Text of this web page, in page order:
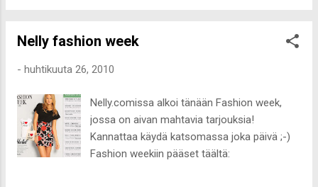
ole ollut kotonakaan pitämässä sille seuraa.
Ehkä sen oli...
piudennykset. Mutta kuka tietää, nyt kävi näin.
Huomenna miittipostaus!
Nelly fashion week
- huhtikuuta 26, 2010
Nelly.comissa alkoi tänään Fashion week,
jossa on aivan mahtavia tarjouksia!
Kannattaa käydä katsomassa joka päivä ;-)
Fashion weekiin pääset täältä: